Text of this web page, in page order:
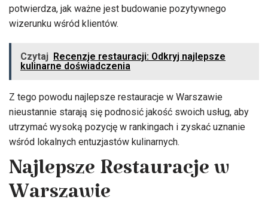
potwierdza, jak ważne jest budowanie pozytywnego
wizerunku wśród klientów.
Czytaj Recenzje restauracji: Odkryj najlepsze
kulinarne doświadczenia
Z tego powodu najlepsze restauracje w Warszawie
nieustannie starają się podnosić jakość swoich usług, aby
utrzymać wysoką pozycję w rankingach i zyskać uznanie
wśród lokalnych entuzjastów kulinarnych.
Najlepsze Restauracje w
Warszawie